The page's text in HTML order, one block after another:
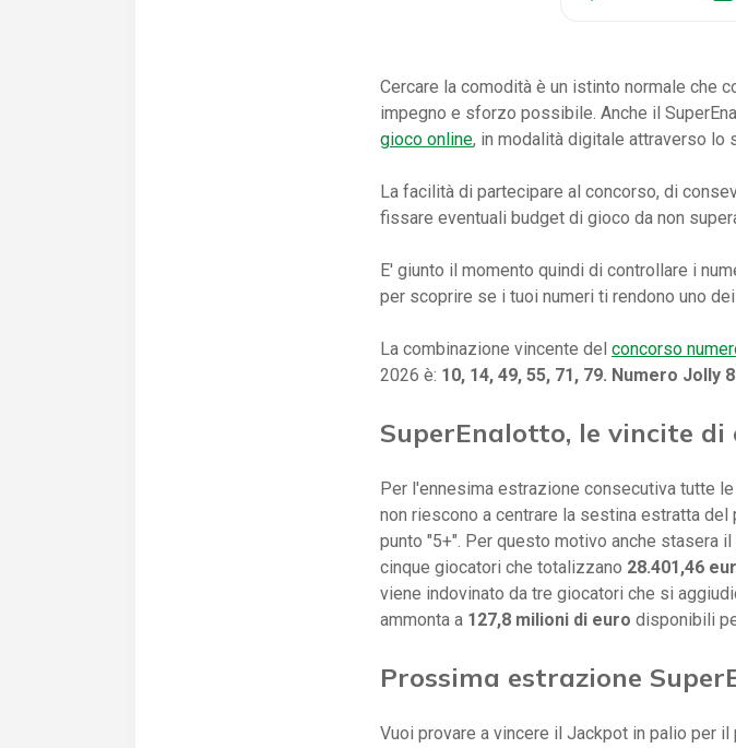
Cercare la comodità è un istinto normale che
impegno e sforzo possibile. Anche il
gioco online, in modalità digitale attraverso lo
La facilità di partecipare al concorso, di
fissare eventuali budget di gioco da non
E' giunto il momento quindi di controllare i
per scoprire se i tuoi numeri ti rendono uno
La combinazione vincente del concorso
2026 è: 10, 14, 49, 55, 71, 79. Numero Jolly
SuperEnalotto, le vincite di
Per l'ennesima estrazione consecutiva tutte
non riescono a centrare la sestina estratta del
punto "5+". Per questo motivo anche stasera
cinque giocatori che totalizzano 28.401,46
viene indovinato da tre giocatori che si
ammonta a 127,8 milioni di euro disponibili
Prossima estrazione
Vuoi provare a vincere il Jackpot in palio per